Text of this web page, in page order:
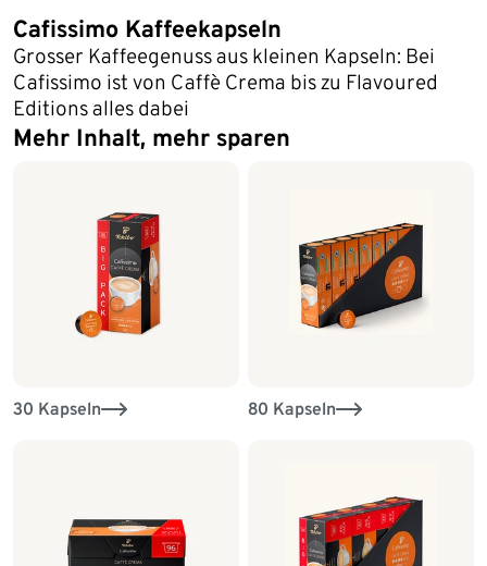
Cafissimo Kaffeekapseln
Grosser Kaffeegenuss aus kleinen Kapseln: Bei
Cafissimo ist von Caffè Crema bis zu Flavoured
Editions alles dabei
Mehr Inhalt, mehr sparen
30 Kapseln 80 Kapseln